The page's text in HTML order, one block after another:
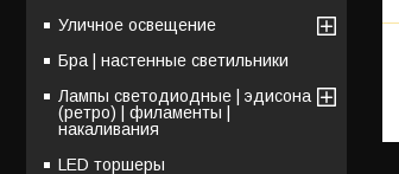
Уличное освещение
Бра | настенные светильники
Лампы светодиодные | эдисона
(ретро) | филаменты |
накаливания
LED торшеры